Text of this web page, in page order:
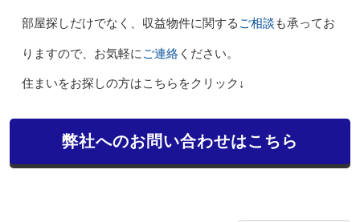
部屋探しだけでなく、収益物件に関する ご相談 も承ってお
りますので、お気軽に ご連絡ください。
住まいをお探しの方はこちらをクリック↓
弊社へのお問い合わせはこちら